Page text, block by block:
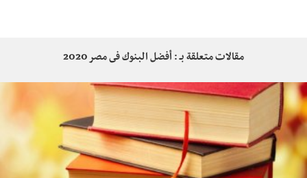
مقالات متعلقة بـ : أفضل البنوك فى مصر 2020